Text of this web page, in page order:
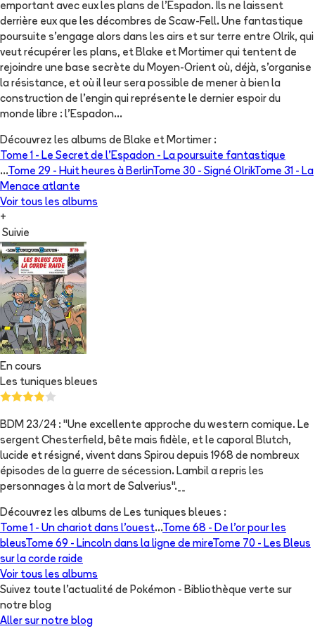
emportant avec eux les plans de l'Espadon. Ils ne laissent
derrière eux que les décombres de Scaw-Fell. Une fantastique
poursuite s'engage alors dans les airs et sur terre entre Olrik, qui
veut récupérer les plans, et Blake et Mortimer qui tentent de
rejoindre une base secrète du Moyen-Orient où, déjà, s'organise
la résistance, et où il leur sera possible de mener à bien la
construction de l'engin qui représente le dernier espoir du
monde libre : l'Espadon...
Découvrez les albums de Blake et Mortimer :
Tome 1 - Le Secret de l'Espadon - La poursuite fantastique
...Tome 29 - Huit heures à BerlinTome 30 - Signé OlrikTome 31 - La
Menace atlante
Voir tous les albums
+
Suivie
En cours
Les tuniques bleues
BDM 23/24 : "Une excellente approche du western comique. Le
sergent Chesterfield, bête mais fidèle, et le caporal Blutch,
lucide et résigné, vivent dans Spirou depuis 1968 de nombreux
épisodes de la guerre de sécession. Lambil a repris les
personnages à la mort de Salverius".__
Découvrez les albums de Les tuniques bleues :
Tome 1 - Un chariot dans l'ouest...Tome 68 - De l'or pour les
bleusTome 69 - Lincoln dans la ligne de mireTome 70 - Les Bleus
sur la corde raide
Voir tous les albums
Suivez toute l'actualité de Pokémon - Bibliothèque verte sur
notre blog
Aller sur notre blog